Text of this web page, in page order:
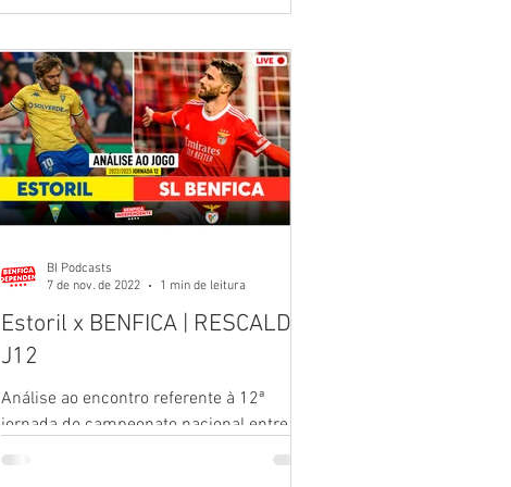
Estoril x BENFICA | RESCALDO
J12
Análise ao encontro referente à 12ª
jornada do campeonato nacional entre o
Estoril e o Benfica . Com participação de
BI Podcasts
7 de nov. de 2022
1 min de leitura